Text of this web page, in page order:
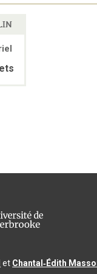
et Chantal‑Édith